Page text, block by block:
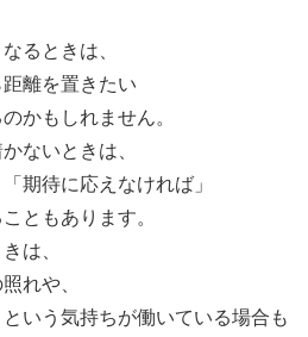
るときは、
離を置きたい
かもしれません。
ないときは、
期待に応えなければ」
ともあります。
は、
れや、
という気持ちが働いている場合も